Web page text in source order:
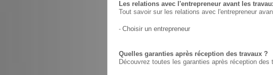
Les relations avec l'entrepreneur avant les
Tout savoir sur les relations avec l'entrepreneur
- Choisir un entrepreneur
Quelles garanties après réception des travaux ?
Découvrez toutes les garanties après réception des